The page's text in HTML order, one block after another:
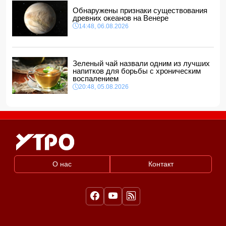
Обнаружены признаки существования
древних океанов на Венере
14:48, 06.08.2026
Зеленый чай назвали одним из лучших
напитков для борьбы с хроническим
воспалением
20:48, 05.08.2026
О нас Контакт